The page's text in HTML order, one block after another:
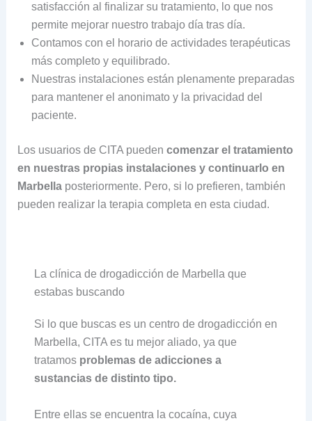
satisfacción al finalizar su tratamiento, lo que nos
permite mejorar nuestro trabajo día tras día.
Contamos con el horario de actividades terapéuticas
más completo y equilibrado.
Nuestras instalaciones están plenamente preparadas
para mantener el anonimato y la privacidad del
paciente.
Los usuarios de CITA pueden comenzar el tratamiento
en nuestras propias instalaciones y continuarlo en
Marbella posteriormente. Pero, si lo prefieren, también
pueden realizar la terapia completa en esta ciudad.
La clínica de drogadicción de Marbella que
estabas buscando
Si lo que buscas es un centro de drogadicción en
Marbella, CITA es tu mejor aliado, ya que
tratamos problemas de adicciones a
sustancias de distinto tipo.
Entre ellas se encuentra la cocaína, cuya